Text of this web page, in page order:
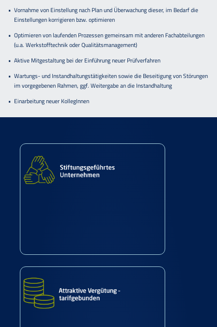
Vornahme von Einstellung nach Plan und Überwachung dieser, im Bedarf die
Einstellungen korrigieren bzw. optimieren
Optimieren von laufenden Prozessen gemeinsam mit anderen Fachabteilungen
(u.a. Werkstofftechnik oder Qualitätsmanagement)
Aktive Mitgestaltung bei der Einführung neuer Prüfverfahren
Wartungs- und Instandhaltungstätigkeiten sowie die Beseitigung von Störungen
im vorgegebenen Rahmen, ggf. Weitergabe an die Instandhaltung
Einarbeitung neuer KollegInnen